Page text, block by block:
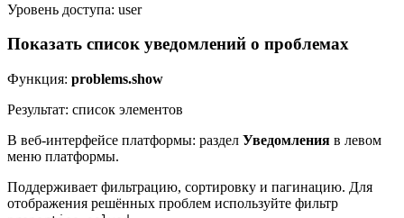
Уровень доступа: user
Показать список уведомлений о проблемах
Функция: problems.show
Результат: список элементов
В веб-интерфейсе платформы: раздел Уведомления в левом
меню платформы.
Поддерживает фильтрацию, сортировку и пагинацию. Для
отображения решённых проблем используйте фильтр